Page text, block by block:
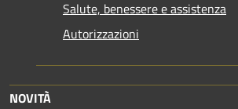
Salute, benessere e assistenza
Autorizzazioni
NOVITÀ